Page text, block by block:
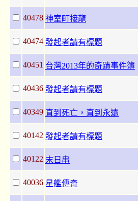
40478 神室町接龍
40474 發起者請有標題
40451 台灣2013年的奇蹟事件簿
40436 發起者請有標題
40349 直到死亡，直到永遠
40142 發起者請有標題
40122 末日串
40036 星艦傳奇